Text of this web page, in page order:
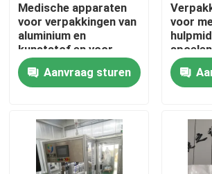
Over ons
Fabriekstocht
Kwaliteitscontrole
Neem contact met ons op
Medische apparaten
voor verpakkingen van
aluminium en
kunststof en voor
sterilisatieverpakkingen
Aanvraag sturen
voor
met
HDPE